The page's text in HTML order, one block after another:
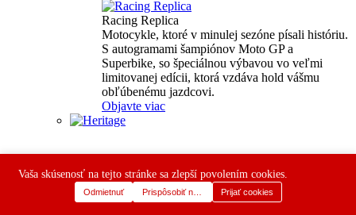
Racing Replica
Motocykle, ktoré v minulej sezóne písali históriu.
S autogramami šampiónov Moto GP a
Superbike, so špeciálnou výbavou vo veľmi
limitovanej edícii, ktorá vzdáva hold vášmu
obľúbenému jazdcovi.
Objavte viac
Vaša skúsenosť na tejto stránke sa zlepší povolením cookies.
Odmietnuť Prispôsobiť nastaveniaPrijať cookies